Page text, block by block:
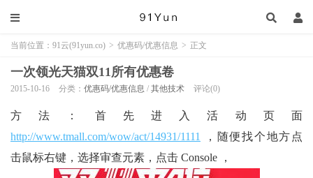
当前位置： 91云(91yun.co) > 优惠码/优惠信息 > 正文
一次领光天猫双11所有优惠卷
2015-10-16 分类： 优惠码/优惠信息 / 其他技术 评论(0)
方法：首先进入活动页面
http://www.tmall.com/wow/act/14931/1111
，随便找个地方点
击鼠标右键，选择审查元素，点击 Console ，